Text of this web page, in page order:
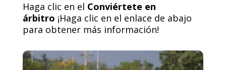
Haga clic en el Conviértete en
árbitro ¡Haga clic en el enlace de abajo
para obtener más información!